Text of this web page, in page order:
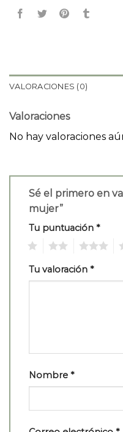
VALORACIONES (0)
Valoraciones
No hay valoraciones
Sé el primero en
mujer”
Tu puntuación *
Tu valoración *
Nombre *